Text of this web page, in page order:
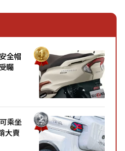
全帽
矚
項
乘坐
大賣
真